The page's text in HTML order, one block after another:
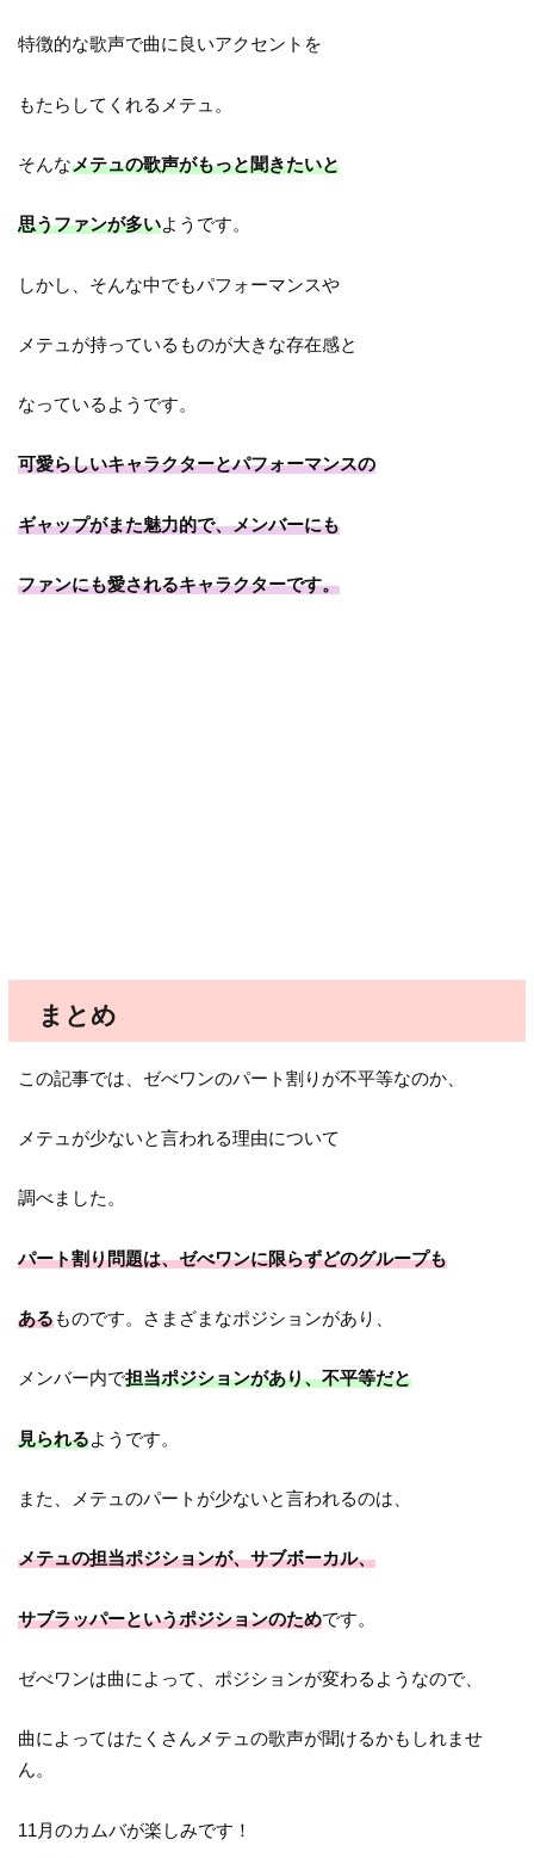
特徴的な歌声で曲に良いアクセントを
もたらしてくれるメテュ。
そんなメテュの歌声がもっと聞きたいと
思うファンが多いようです。
しかし、そんな中でもパフォーマンスや
メテュが持っているものが大きな存在感と
なっているようです。
可愛らしいキャラクターとパフォーマンスの
ギャップがまた魅力的で、メンバーにも
ファンにも愛されるキャラクターです。
まとめ
この記事では、ゼべワンのパート割りが不平等なのか、
メテュが少ないと言われる理由について
調べました。
パート割り問題は、ゼべワンに限らずどのグループも
あるものです。さまざまなポジションがあり、
メンバー内で担当ポジションがあり、不平等だと
見られるようです。
また、メテュのパートが少ないと言われるのは、
メテュの担当ポジションが、サブボーカル、
サブラッパーというポジションのためです。
ゼべワンは曲によって、ポジションが変わるようなので、
曲によってはたくさんメテュの歌声が聞けるかもしれませ
ん。
11月のカムバが楽しみです！